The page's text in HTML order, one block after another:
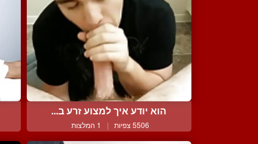
הוא יודע איך למצוע זרע ב...
5506 צפיות | 1 המלצות